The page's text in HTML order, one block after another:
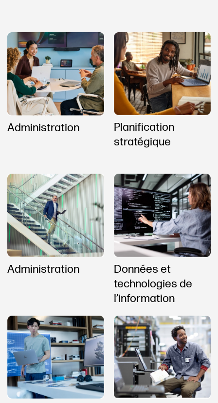
Administration
Planification
stratégique
Administration
Données et
technologies de
l’information